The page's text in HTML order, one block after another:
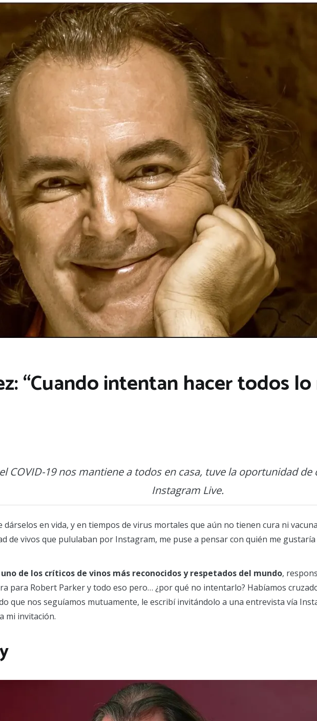
“Cuando intentan hacer todos
COVID-19 nos mantiene a todos en casa, tuve la oportunidad
Instagram Live.
dárselos en vida, y en tiempos de virus mortales que aún no tienen cura ni
de vivos que pululaban por Instagram, me puse a pensar con quién me
de los críticos de vinos más reconocidos y respetados del mundo,
para Robert Parker y todo eso pero… ¿por qué no intentarlo? Habíamos
que nos seguíamos mutuamente, le escribí invitándolo a una entrevista vía
mi invitación.